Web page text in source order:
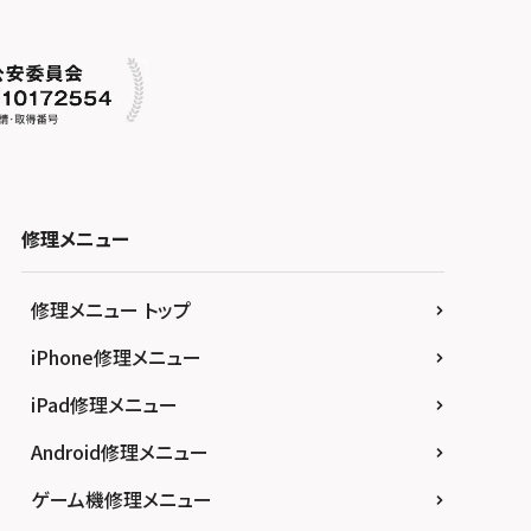
修理メニュー
修理メニュー トップ
iPhone修理メニュー
iPad修理メニュー
Android修理メニュー
ゲーム機修理メニュー